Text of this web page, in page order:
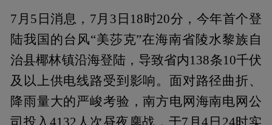
7月5日消息，7月3日18时20分，今年首个登
陆我国的台风“美莎克”在海南省陵水黎族自
治县椰林镇沿海登陆，导致省内138条10千伏
及以上供电线路受到影响。面对路径曲折、
降雨量大的严峻考验，南方电网海南电网公
司投入4132人次昼夜鏖战，于7月4日24时实